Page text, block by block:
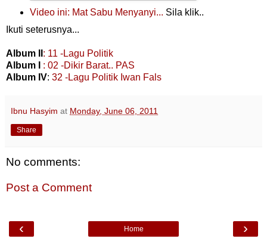
Video ini: Mat Sabu Menyanyi... Sila klik..
Ikuti seterusnya...
Album II : 11 -Lagu Politik
Album I
: 02 -Dikir Barat.. PAS
Album IV: 32 -Lagu Politik Iwan Fals
Ibnu Hasyim at Monday, June 06, 2011
Share
No comments:
Post a Comment
‹ ›
Home